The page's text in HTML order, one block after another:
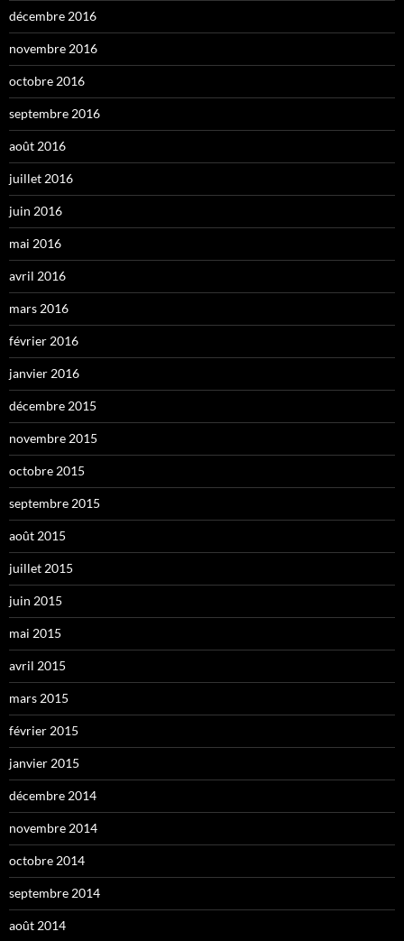
décembre 2016
novembre 2016
octobre 2016
septembre 2016
août 2016
juillet 2016
juin 2016
mai 2016
avril 2016
mars 2016
février 2016
janvier 2016
décembre 2015
novembre 2015
octobre 2015
septembre 2015
août 2015
juillet 2015
juin 2015
mai 2015
avril 2015
mars 2015
février 2015
janvier 2015
décembre 2014
novembre 2014
octobre 2014
septembre 2014
août 2014